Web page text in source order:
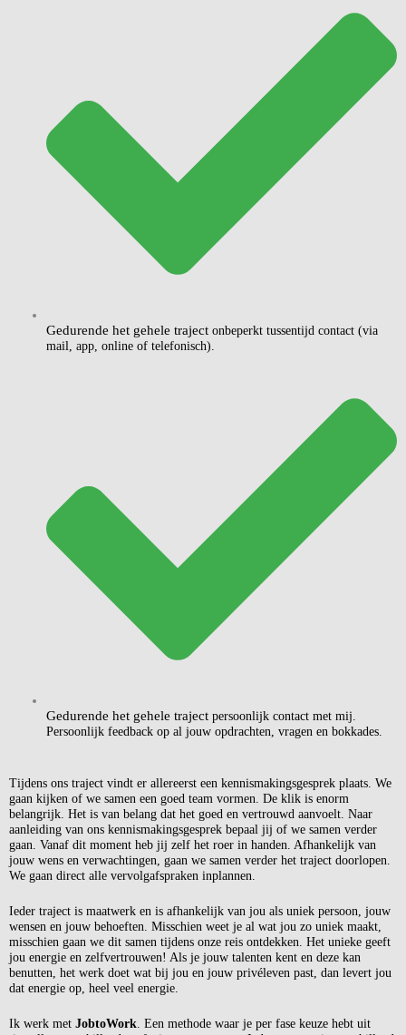
Gedurende het gehele traject onbeperkt tussentijd contact (via
mail, app, online of telefonisch).
Gedurende het gehele traject persoonlijk contact met mij.
Persoonlijk feedback op al jouw opdrachten, vragen en bokkades.
Tijdens ons traject vindt er allereerst een kennismakingsgesprek plaats. We
gaan kijken of we samen een goed team vormen. De klik is enorm
belangrijk. Het is van belang dat het goed en vertrouwd aanvoelt. Naar
aanleiding van ons kennismakingsgesprek bepaal jij of we samen verder
gaan. Vanaf dit moment heb jij zelf het roer in handen. Afhankelijk van
jouw wens en verwachtingen, gaan we samen verder het traject doorlopen.
We gaan direct alle vervolgafspraken inplannen.
Ieder traject is maatwerk en is afhankelijk van jou als uniek persoon, jouw
wensen en jouw behoeften. Misschien weet je al wat jou zo uniek maakt,
misschien gaan we dit samen tijdens onze reis ontdekken. Het unieke geeft
jou energie en zelfvertrouwen! Als je jouw talenten kent en deze kan
benutten, het werk doet wat bij jou en jouw privéleven past, dan levert jou
dat energie op, heel veel energie.
Ik werk met JobtoWork. Een methode waar je per fase keuze hebt uit